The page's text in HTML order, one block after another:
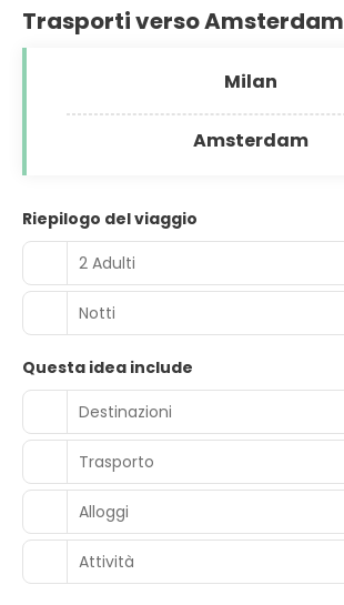
Trasporti verso Amsterdam
Milan
Amsterdam
Riepilogo del viaggio
2 Adulti
Notti
Questa idea include
Destinazioni
Trasporto
Alloggi
Attività